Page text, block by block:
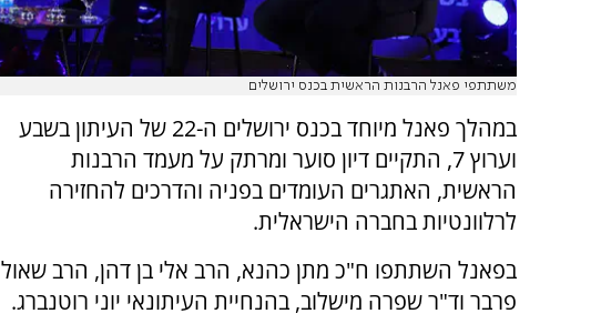
משתתפי פאנל הרבנות הראשית בכנס ירושלים
במהלך פאנל מיוחד בכנס ירושלים ה-22 של העיתון בשבע
וערוץ 7, התקיים דיון סוער ומרתק על מעמד הרבנות
הראשית, האתגרים העומדים בפניה והדרכים להחזירה
לרלוונטיות בחברה הישראלית.
בפאנל השתתפו ח"כ מתן כהנא, הרב אלי בן דהן, הרב שאול
פרבר וד"ר שפרה מישלוב, בהנחיית העיתונאי יוני רוטנברג.